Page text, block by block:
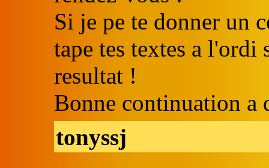
Si je pe te donner un
tape tes textes a
resultat !
Bonne continuation a
tonyssj